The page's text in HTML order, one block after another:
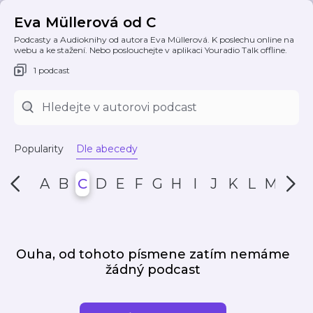
Eva Müllerová od C
Podcasty a Audioknihy od autora Eva Müllerová. K poslechu online na
webu a ke stažení. Nebo poslouchejte v aplikaci Youradio Talk offline.
1 podcast
Popularity Dle abecedy
A B C D E F G H I J K L M N
Ouha, od tohoto písmene zatím nemáme
žádný podcast